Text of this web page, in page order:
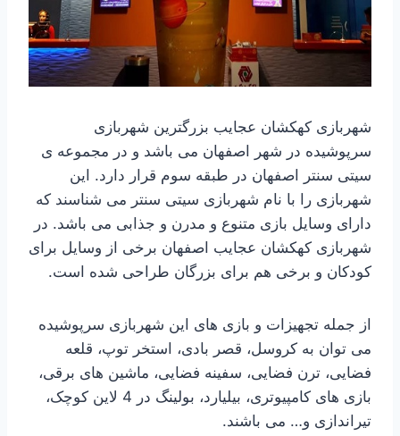
شهربازی کهکشان عجایب بزرگترین شهربازی
سرپوشیده در شهر اصفهان می باشد و در مجموعه ی
سیتی سنتر اصفهان در طبقه سوم قرار دارد. این
شهربازی را با نام شهربازی سیتی سنتر می شناسند که
دارای وسایل بازی متنوع و مدرن و جذابی می باشد. در
شهربازی کهکشان عجایب اصفهان برخی از وسایل برای
کودکان و برخی هم برای بزرگان طراحی شده است.
از جمله تجهیزات و بازی های این شهربازی سرپوشیده
می توان به کروسل، قصر بادی، استخر توپ، قلعه
فضایی، ترن فضایی، سفینه فضایی، ماشین های برقی،
بازی های کامپیوتری، بیلیارد، بولینگ در 4 لاین کوچک،
تیراندازی و… می باشند.